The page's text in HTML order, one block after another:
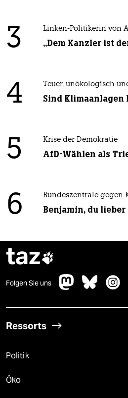
3 Linken-Politikerin von
„Dem Kanzler ist
4 Teuer, unökologisch
Sind Klimaanlagen
5 Krise der Demokratie
AfD-Wählen als
6 Bundeszentrale gegen
Benjamin, du
taz
Folgen Sie uns
Ressorts
Politik
Öko